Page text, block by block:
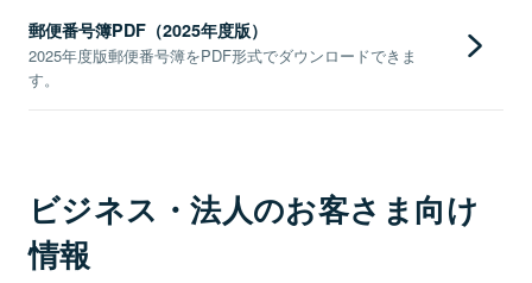
郵便番号簿PDF（2025年度版）
2025年度版郵便番号簿をPDF形式でダウンロードできま
す。
ビジネス・法人のお客さま向け
情報